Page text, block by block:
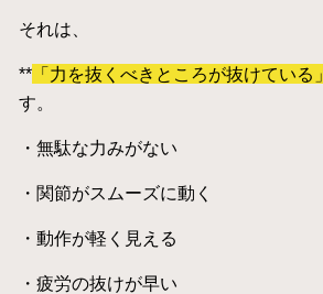
それは、
**「力を抜くべきところが抜けている」
す。
・無駄な力みがない
・関節がスムーズに動く
・動作が軽く見える
・疲労の抜けが早い